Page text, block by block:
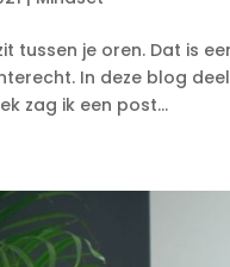
tussen je oren. Dat is
In deze blog
zag ik een post...